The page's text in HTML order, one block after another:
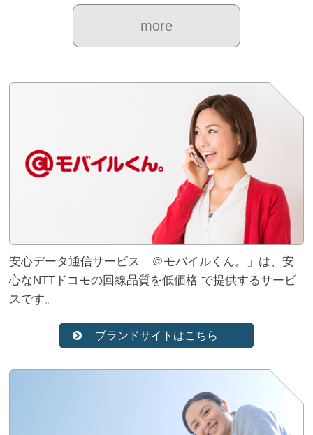
more
安心データ通信サービス「＠モバイルくん。」は、安
心なNTTドコモの回線品質を低価格 で提供するサービ
スです。
ブランドサイトはこちら